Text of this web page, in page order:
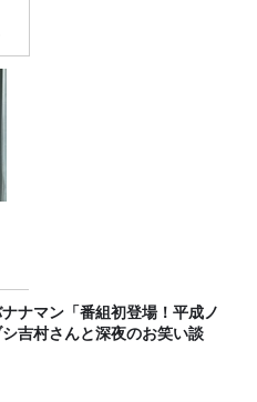
吉村さんと深夜のお笑い談